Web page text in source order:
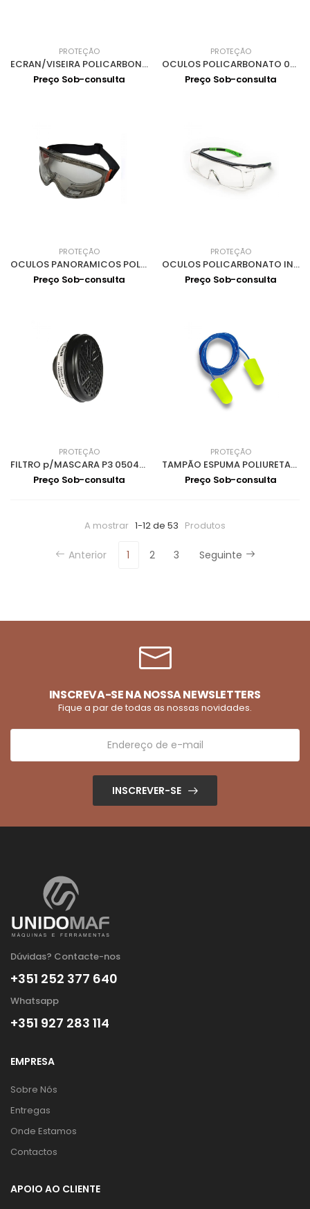
PROTEÇÃO
ECRAN/VISEIRA POLICARBONATO p/0303002 0305001
Preço Sob-consulta
PROTEÇÃO
OCULOS POLICARBONATO 0301008
Preço Sob-consulta
PROTEÇÃO
OCULOS PANORAMICOS POLICARBONATO ANTIEMBACIANTE 0302043
Preço Sob-consulta
PROTEÇÃO
OCULOS POLICARBONATO INCOLOR ANTIEMBACIANTE UV 0301036
Preço Sob-consulta
PROTEÇÃO
FILTRO p/MASCARA P3 0504077
Preço Sob-consulta
PROTEÇÃO
TAMPÃO ESPUMA POLIURETANO c/CORDÃO SNR 36d 0402002
Preço Sob-consulta
A mostrar 1-12 de 53 Produtos
Anterior 1 2 3 Seguinte
INSCREVA-SE NA NOSSA NEWSLETTERS
Fique a par de todas as nossas novidades.
INSCREVER-SE
Dúvidas? Contacte-nos
+351 252 377 640
Whatsapp
+351 927 283 114
EMPRESA
Sobre Nós
Entregas
Onde Estamos
Contactos
APOIO AO CLIENTE